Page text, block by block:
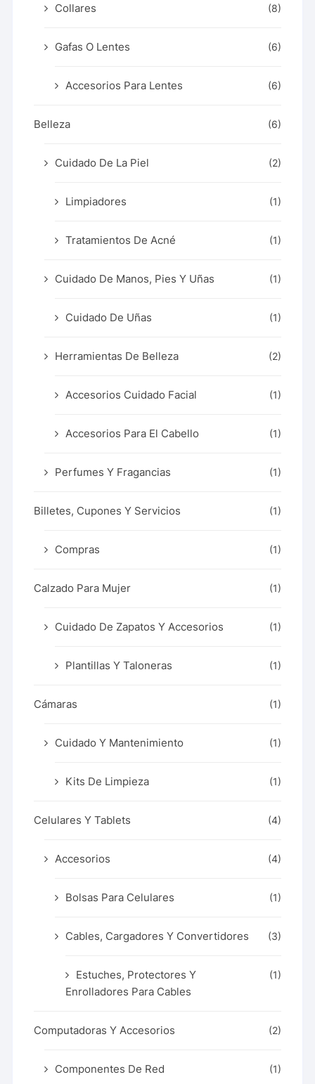
Collares (8)
Gafas O Lentes (6)
Accesorios Para Lentes (6)
Belleza (6)
Cuidado De La Piel (2)
Limpiadores (1)
Tratamientos De Acné (1)
Cuidado De Manos, Pies Y Uñas (1)
Cuidado De Uñas (1)
Herramientas De Belleza (2)
Accesorios Cuidado Facial (1)
Accesorios Para El Cabello (1)
Perfumes Y Fragancias (1)
Billetes, Cupones Y Servicios (1)
Compras (1)
Calzado Para Mujer (1)
Cuidado De Zapatos Y Accesorios (1)
Plantillas Y Taloneras (1)
Cámaras (1)
Cuidado Y Mantenimiento (1)
Kits De Limpieza (1)
Celulares Y Tablets (4)
Accesorios (4)
Bolsas Para Celulares (1)
Cables, Cargadores Y Convertidores (3)
Estuches, Protectores Y
Enrolladores Para Cables
(1)
Computadoras Y Accesorios (2)
Componentes De Red (1)